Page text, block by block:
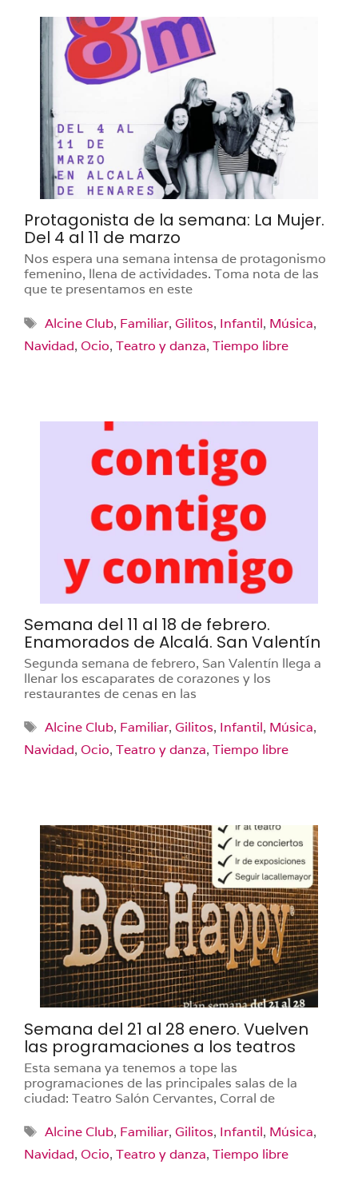
Protagonista de la semana: La Mujer.
Del 4 al 11 de marzo
Nos espera una semana intensa de protagonismo
femenino, llena de actividades. Toma nota de las
que te presentamos en este
Etiquetas
Alcine Club, Familiar, Gilitos, Infantil, Música,
Navidad, Ocio, Teatro y danza, Tiempo libre
Semana del 11 al 18 de febrero.
Enamorados de Alcalá. San Valentín
Segunda semana de febrero, San Valentín llega a
llenar los escaparates de corazones y los
restaurantes de cenas en las
Etiquetas
Alcine Club, Familiar, Gilitos, Infantil, Música,
Navidad, Ocio, Teatro y danza, Tiempo libre
Semana del 21 al 28 enero. Vuelven
las programaciones a los teatros
Esta semana ya tenemos a tope las
programaciones de las principales salas de la
ciudad: Teatro Salón Cervantes, Corral de
Etiquetas
Alcine Club, Familiar, Gilitos, Infantil, Música,
Navidad, Ocio, Teatro y danza, Tiempo libre